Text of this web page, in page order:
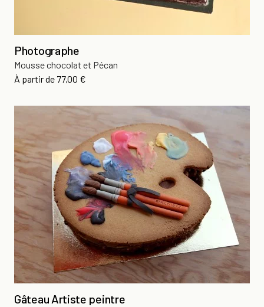
Photographe
Mousse chocolat et Pécan
À partir de Prix
77,00 €
Gâteau Artiste peintre